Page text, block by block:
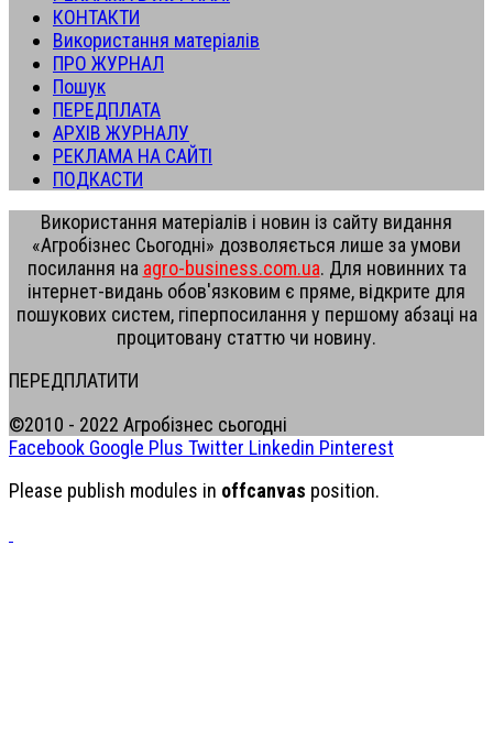
КОНТАКТИ
Використання матеріалів
ПРО ЖУРНАЛ
Пошук
ПЕРЕДПЛАТА
АРХІВ ЖУРНАЛУ
РЕКЛАМА НА САЙТІ
ПОДКАСТИ
Використання матеріалів і новин із сайту видання
«Агробізнес Сьогодні» дозволяється лише за умови
посилання на agro-business.com.ua. Для новинних та
інтернет-видань обов'язковим є пряме, відкрите для
пошукових систем, гіперпосилання у першому абзаці на
процитовану статтю чи новину.
ПЕРЕДПЛАТИТИ
©2010 - 2022 Агробізнес сьогодні
Facebook Google Plus Twitter Linkedin Pinterest
Please publish modules in offcanvas position.